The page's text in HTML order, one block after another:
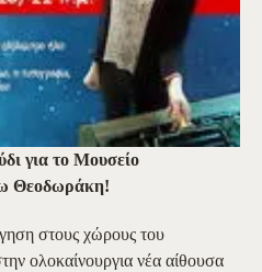
για το Μουσείο
Θεοδωράκη!
στους χώρους του
ολοκαίνουργια νέα αίθουσα